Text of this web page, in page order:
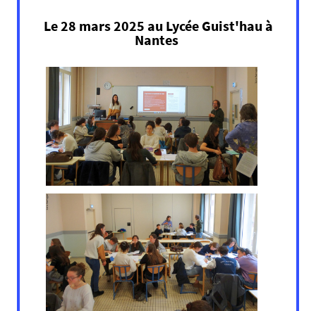
Le 28 mars 2025 au Lycée Guist'hau à
Nantes